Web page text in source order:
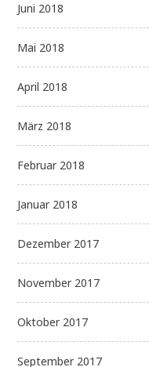
Juni 2018
Mai 2018
April 2018
März 2018
Februar 2018
Januar 2018
Dezember 2017
November 2017
Oktober 2017
September 2017